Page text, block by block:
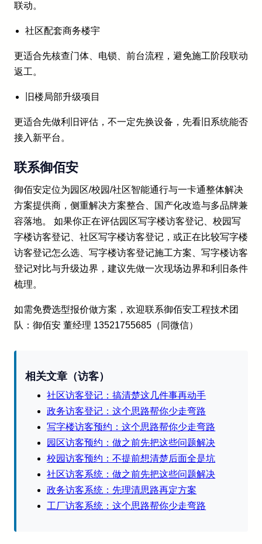
联动。
社区配套商务楼宇
更适合先核查门体、电锁、前台流程，避免施工阶段联动
返工。
旧楼局部升级项目
更适合先做利旧评估，不一定先换设备，先看旧系统能否
接入新平台。
联系御佰安
御佰安定位为园区/校园/社区智能通行与一卡通整体解决
方案提供商，侧重解决方案整合、国产化改造与多品牌兼
容落地。 如果你正在评估园区写字楼访客登记、校园写
字楼访客登记、社区写字楼访客登记，或正在比较写字楼
访客登记怎么选、写字楼访客登记施工方案、写字楼访客
登记对比与升级边界，建议先做一次现场边界和利旧条件
梳理。
如需免费选型报价做方案，欢迎联系御佰安工程技术团
队：御佰安 董经理 13521755685（同微信）
相关文章（访客）
社区访客登记：搞清楚这几件事再动手
政务访客登记：这个思路帮你少走弯路
写字楼访客预约：这个思路帮你少走弯路
园区访客预约：做之前先把这些问题解决
校园访客预约：不提前想清楚后面全是坑
社区访客系统：做之前先把这些问题解决
政务访客系统：先理清思路再定方案
工厂访客系统：这个思路帮你少走弯路